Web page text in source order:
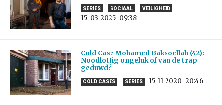
SERIES SOCIAAL VEILIGHEID
15-03-2025 09:38
Cold Case Mohamed Baksoellah (42):
Noodlottig ongeluk of van de trap
geduwd?
COLD CASES SERIES 15-11-2020 20:46